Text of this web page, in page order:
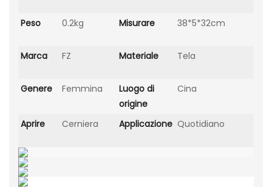
Peso 0.2kg Misurare 38*5*32cm
Marca FZ Materiale Tela
Genere Femmina
Luogo di
origine
Cina
Aprire Cerniera Applicazione Quotidiano